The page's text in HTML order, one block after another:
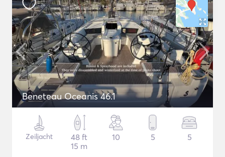
Beneteau Oceanis 46.1
Zeiljacht
48 ft
15 m
10 5 5